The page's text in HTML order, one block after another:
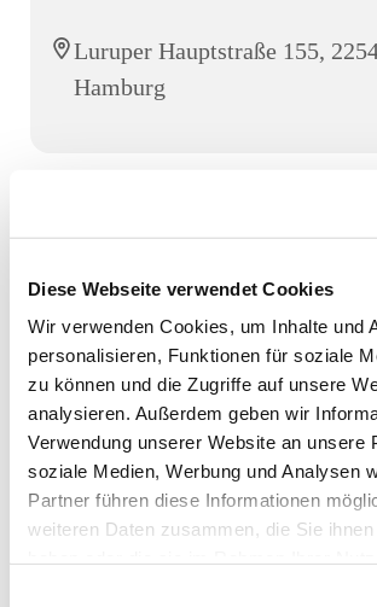
Diese Webseite verwendet Cookies
Wir verwenden Cookies, um Inhalte und
personalisieren, Funktionen für soziale
zu können und die Zugriffe auf unsere
analysieren. Außerdem geben wir
Verwendung unserer Website an unsere
soziale Medien, Werbung und Analysen
Partner führen diese Informationen
weiteren Daten zusammen, die Sie
Luruper Hauptstraße 155,
Hamburg
Der Jugend- und Werkstatttreff ist für alle
Zusätzlich gibt es jede Woche ein anderes
Abendbrot